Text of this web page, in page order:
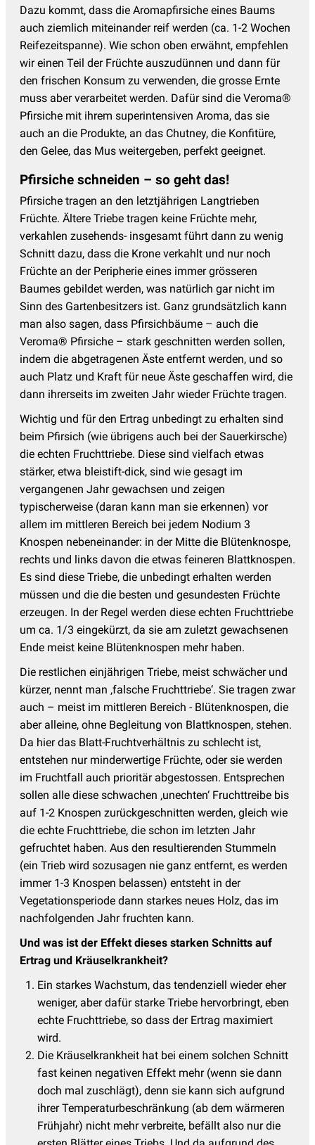
Dazu kommt, dass die Aromapfirsiche eines Baums
auch ziemlich miteinander reif werden (ca. 1-2 Wochen
Reifezeitspanne). Wie schon oben erwähnt, empfehlen
wir einen Teil der Früchte auszudünnen und dann für
den frischen Konsum zu verwenden, die grosse Ernte
muss aber verarbeitet werden. Dafür sind die Veroma®
Pfirsiche mit ihrem superintensiven Aroma, das sie
auch an die Produkte, an das Chutney, die Konfitüre,
den Gelee, das Mus weitergeben, perfekt geeignet.
Pfirsiche schneiden – so geht das!
Pfirsiche tragen an den letztjährigen Langtrieben
Früchte. Ältere Triebe tragen keine Früchte mehr,
verkahlen zusehends- insgesamt führt dann zu wenig
Schnitt dazu, dass die Krone verkahlt und nur noch
Früchte an der Peripherie eines immer grösseren
Baumes gebildet werden, was natürlich gar nicht im
Sinn des Gartenbesitzers ist. Ganz grundsätzlich kann
man also sagen, dass Pfirsichbäume – auch die
Veroma® Pfirsiche – stark geschnitten werden sollen,
indem die abgetragenen Äste entfernt werden, und so
auch Platz und Kraft für neue Äste geschaffen wird, die
dann ihrerseits im zweiten Jahr wieder Früchte tragen.
Wichtig und für den Ertrag unbedingt zu erhalten sind
beim Pfirsich (wie übrigens auch bei der Sauerkirsche)
die echten Fruchttriebe. Diese sind vielfach etwas
stärker, etwa bleistift-dick, sind wie gesagt im
vergangenen Jahr gewachsen und zeigen
typischerweise (daran kann man sie erkennen) vor
allem im mittleren Bereich bei jedem Nodium 3
Knospen nebeneinander: in der Mitte die Blütenknospe,
rechts und links davon die etwas feineren Blattknospen.
Es sind diese Triebe, die unbedingt erhalten werden
müssen und die die besten und gesundesten Früchte
erzeugen. In der Regel werden diese echten Fruchttriebe
um ca. 1/3 eingekürzt, da sie am zuletzt gewachsenen
Ende meist keine Blütenknospen mehr haben.
Die restlichen einjährigen Triebe, meist schwächer und
kürzer, nennt man ‚falsche Fruchttriebe‘. Sie tragen zwar
auch – meist im mittleren Bereich - Blütenknospen, die
aber alleine, ohne Begleitung von Blattknospen, stehen.
Da hier das Blatt-Fruchtverhältnis zu schlecht ist,
entstehen nur minderwertige Früchte, oder sie werden
im Fruchtfall auch prioritär abgestossen. Entsprechen
sollen alle diese schwachen ‚unechten‘ Fruchttreibe bis
auf 1-2 Knospen zurückgeschnitten werden, gleich wie
die echte Fruchttriebe, die schon im letzten Jahr
gefruchtet haben. Aus den resultierenden Stummeln
(ein Trieb wird sozusagen nie ganz entfernt, es werden
immer 1-3 Knospen belassen) entsteht in der
Vegetationsperiode dann starkes neues Holz, das im
nachfolgenden Jahr fruchten kann.
Und was ist der Effekt dieses starken Schnitts auf
Ertrag und Kräuselkrankheit?
Ein starkes Wachstum, das tendenziell wieder eher
weniger, aber dafür starke Triebe hervorbringt, eben
echte Fruchttriebe, so dass der Ertrag maximiert
wird.
Die Kräuselkrankheit hat bei einem solchen Schnitt
fast keinen negativen Effekt mehr (wenn sie dann
doch mal zuschlägt), denn sie kann sich aufgrund
ihrer Temperaturbeschränkung (ab dem wärmeren
Frühjahr) nicht mehr verbreite, befällt also nur die